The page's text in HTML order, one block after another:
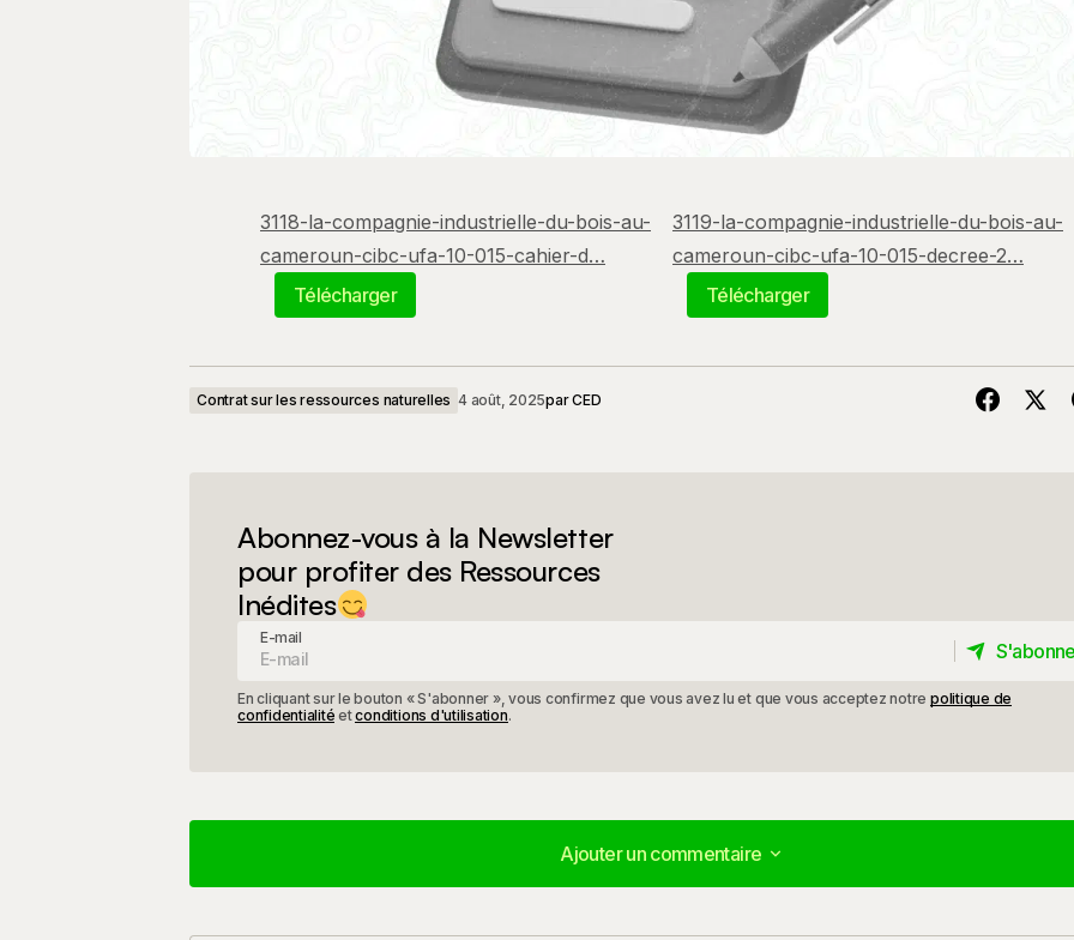
3118-la-compagnie-industrielle-du-bois-au-
cameroun-cibc-ufa-10-015-cahier-d…
Télécharger
3119-la-compagnie-industrielle-du-bois-au-
cameroun-cibc-ufa-10-015-decree-2…
Télécharger
Contrat sur les ressources naturelles 4 août, 2025parCED
Abonnez-vous à la Newsletter
pour profiter des Ressources
Inédites
E-mail
En cliquant sur le bouton « S'abonner », vous confirmez que vous avez lu et que vous acceptez notrepolitique de
confidentialité etconditions d'utilisation.
Ajouter un commentaire
Ajouter un commentaire